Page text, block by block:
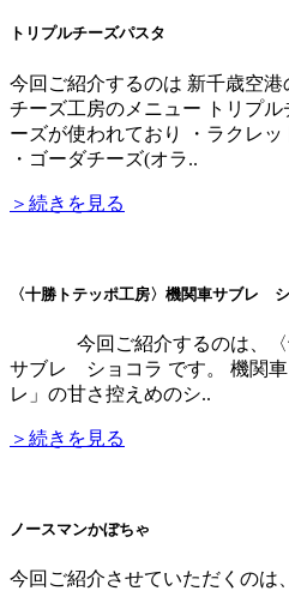
トリプルチーズパスタ
今回ご紹介するのは 新千歳空
チーズ工房のメニュー トリプ
ーズが使われており ・ラクレ
・ゴーダチーズ(オラ..
＞続きを見る
〈十勝トテッポ工房〉機関車サブレ
今回ご紹介するのは、〈十
サブレ ショコラ です。 機関
レ」の甘さ控えめのシ..
＞続きを見る
ノースマンかぼちゃ
今回ご紹介させていただくのは